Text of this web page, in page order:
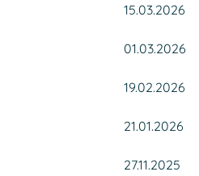
15.03.2026
01.03.2026
19.02.2026
21.01.2026
27.11.2025